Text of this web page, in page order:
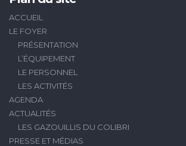
ACCUEIL
LE FOYER
PRÉSENTATION
L’ÉQUIPEMENT
LE PERSONNEL
LES ACTIVITÉS
AGENDA
ACTUALITÉS
LES GAZOUILLIS DU COLIBRI
PRESSE ET MÉDIAS